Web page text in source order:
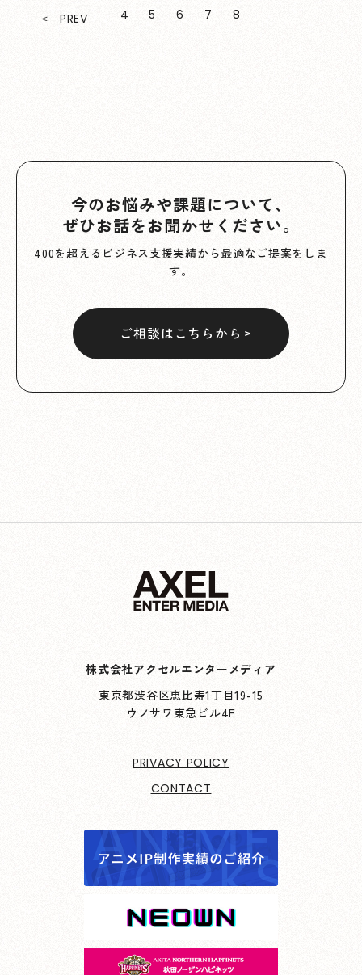
PREV 4 5 6 7 8
今のお悩みや課題について、
ぜひお話をお聞かせください。
400を超えるビジネス支援実績から最適なご提案をしま
す。
ご相談はこちらから
株式会社アクセルエンターメディア
東京都渋谷区恵比寿1丁目19-15
ウノサワ東急ビル4F
PRIVACY POLICY
CONTACT